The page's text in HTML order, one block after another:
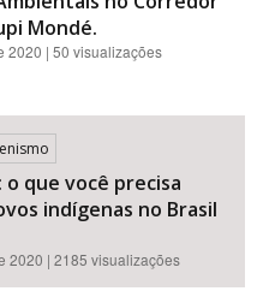
Mondé.
2020 | 50 visualizações
que você precisa
indígenas no Brasil
2020 | 2185 visualizações